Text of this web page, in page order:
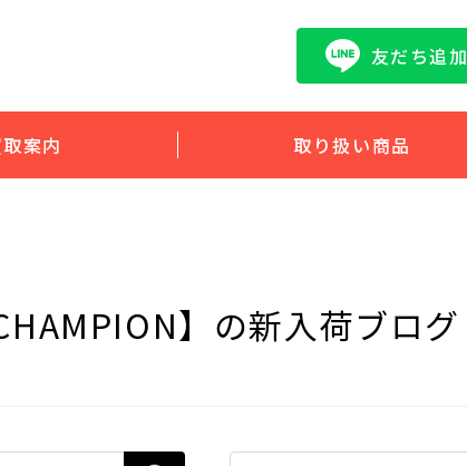
友だち追加
案内 取り扱い商品
CHAMPION】の新入荷ブログ